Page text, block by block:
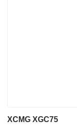
XCMG XGC75